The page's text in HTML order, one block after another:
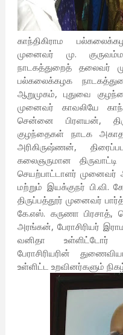
காந்திகிராம
முனைவர் மு.
நாடகத்துறைத் தலைவர்
பல்கலைக்கழக
ஆறுமுகம், புதுவை
முனைவர் காவலியே
சென்னை பிரளயன்,
குழந்தைகள் நாடக
அரிகிருஷ்ணன்,
கலைஞருமான
செயற்பாட்டாளர் முனைவர்
மற்றும் இயக்குநர் பி.வி.
திருப்பத்தூர் முனைவர்
கே.எஸ். கருணா பிரசாத்,
அரங்கன், பேராசிரியர்
வனிதா உள்ளிட்டோர்
பேராசிரியரின்
உள்ளிட்ட உறவினர்களும்